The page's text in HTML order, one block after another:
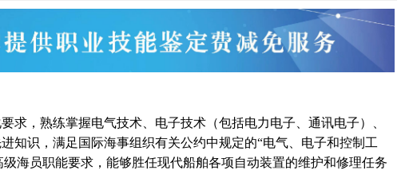
求，熟练掌握电气技术、电子技术（包括电力电子、通讯电子）、
知识，满足国际海事组织有关公约中规定的“电气、电子和控制工
级海员职能要求，能够胜任现代船舶各项自动装置的维护和修理任务